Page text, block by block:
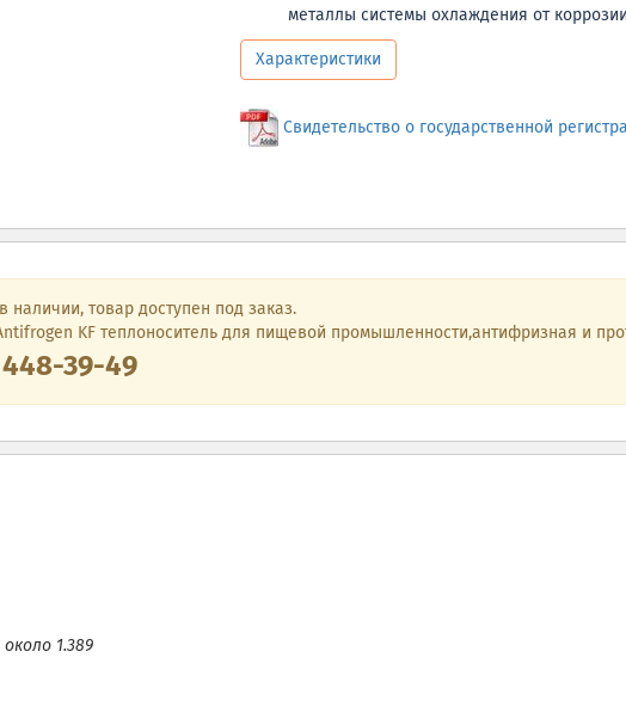
металлы системы охлаждения от коррозии
Характеристики
Свидетельство о государственной
наличии, товар доступен под заказ.
KF теплоноситель для пищевой промышленности,антифризная и
448-39-49
около 1.389